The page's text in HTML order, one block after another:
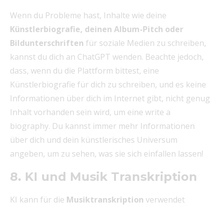
Wenn du Probleme hast, Inhalte wie deine
Künstlerbiografie, deinen Album-Pitch oder
Bildunterschriften für soziale Medien zu schreiben,
kannst du dich an ChatGPT wenden. Beachte jedoch,
dass, wenn du die Plattform bittest, eine
Künstlerbiografie für dich zu schreiben, und es keine
Informationen über dich im Internet gibt, nicht genug
Inhalt vorhanden sein wird, um eine write a
biography. Du kannst immer mehr Informationen
über dich und dein künstlerisches Universum
angeben, um zu sehen, was sie sich einfallen lassen!
8. KI und Musik Transkription
KI kann für die Musiktranskription verwendet